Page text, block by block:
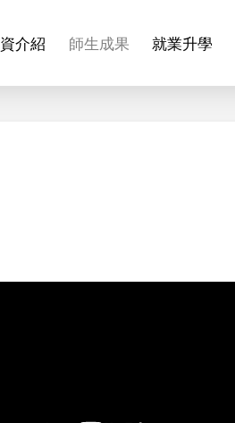
介紹 師生成果 就業升學